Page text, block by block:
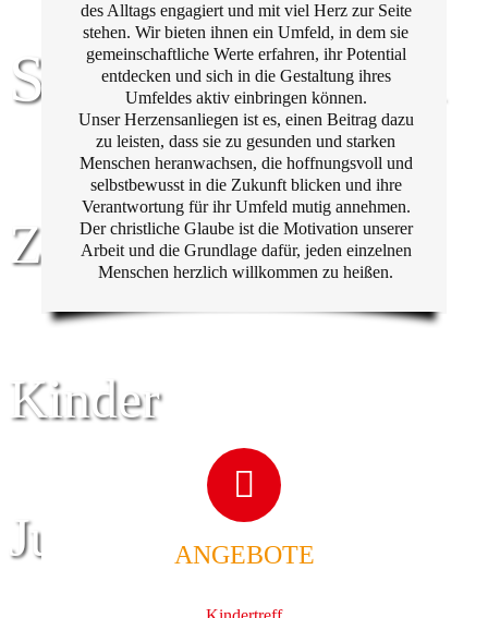
Stern im Norden
Zentrum für
Kinder
Jugend
des Alltags engagiert und mit viel Herz zur Seite
stehen. Wir bieten ihnen ein Umfeld, in dem sie
gemeinschaftliche Werte erfahren, ihr Potential
entdecken und sich in die Gestaltung ihres
Umfeldes aktiv einbringen können.
Unser Herzensanliegen ist es, einen Beitrag dazu
zu leisten, dass sie zu gesunden und starken
Menschen heranwachsen, die hoffnungsvoll und
selbstbewusst in die Zukunft blicken und ihre
Verantwortung für ihr Umfeld mutig annehmen.
Der christliche Glaube ist die Motivation unserer
Arbeit und die Grundlage dafür, jeden einzelnen
Menschen herzlich willkommen zu heißen.
ANGEBOTE